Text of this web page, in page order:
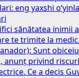
eng yaxshi
sănătatea inimii
te trimite la
Sunt
anunț privind
Ce a decis